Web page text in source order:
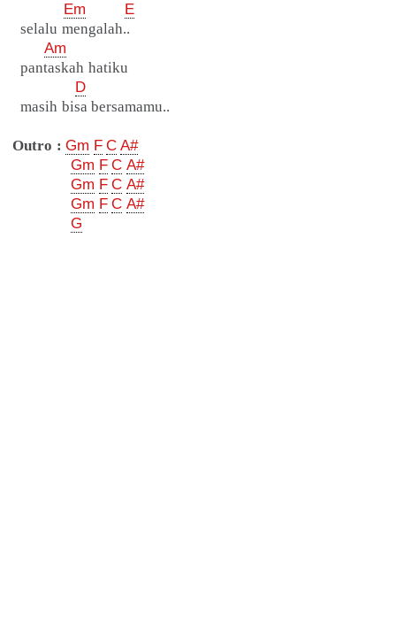
Em
E
selalu mengalah..
Am
pantaskah hatiku
D
masih bisa bersamamu..
Outro : Gm F C A#
Gm F C A#
Gm F C A#
Gm F C A#
G